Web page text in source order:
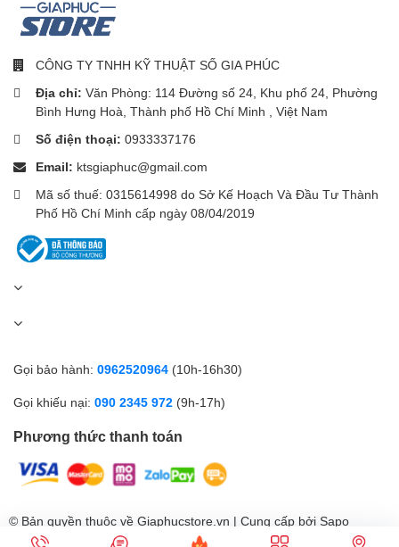
CÔNG TY TNHH KỸ THUẬT SỐ GIA PHÚC
Địa chỉ: Văn Phòng: 114 Đường số 24, Khu phố 24, Phường
Bình Hưng Hoà, Thành phố Hồ Chí Minh , Việt Nam
Số điện thoại: 0933337176
Email: ktsgiaphuc@gmail.com
Mã số thuế: 0315614998 do Sở Kế Hoạch Và Đầu Tư Thành
Phố Hồ Chí Minh cấp ngày 08/04/2019
Gọi bảo hành: 0962520964 (10h-16h30)
Gọi khiếu nại: 090 2345 972 (9h-17h)
Phương thức thanh toán
© Bản quyền thuộc về Giaphucstore.vn | Cung cấp bởi Sapo